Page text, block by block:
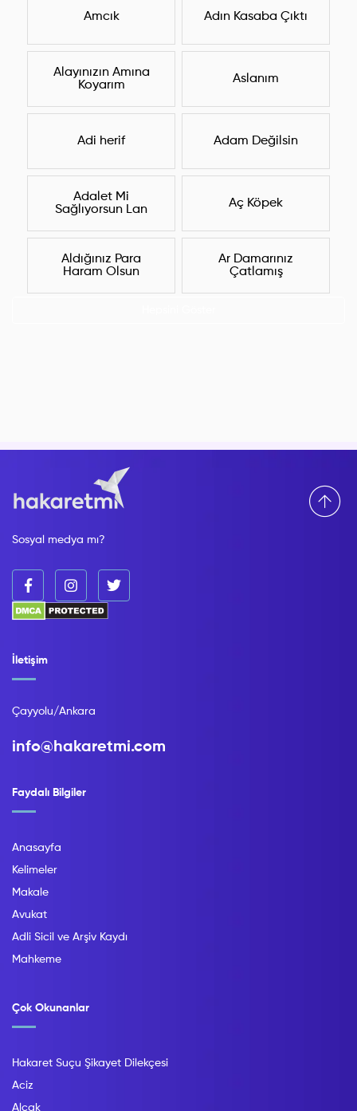
Amcık Adın Kasaba Çıktı
Alayınızın Amına
Koyarım
Aslanım
Adi herif Adam Değilsin
Adalet Mi
Sağlıyorsun Lan
Aç Köpek
Aldığınız Para
Haram Olsun
Ar Damarınız
Çatlamış
Sosyal medya mı?
Faydalı Bilgiler
Anasayfa
Kelimeler
Makale
Avukat
Adli Sicil ve Arşiv Kaydı
Mahkeme
Çok Okunanlar
Hakaret Suçu Şikayet Dilekçesi
Aciz
Alçak
İletişim
Çayyolu/Ankara
info@hakaretmi.com